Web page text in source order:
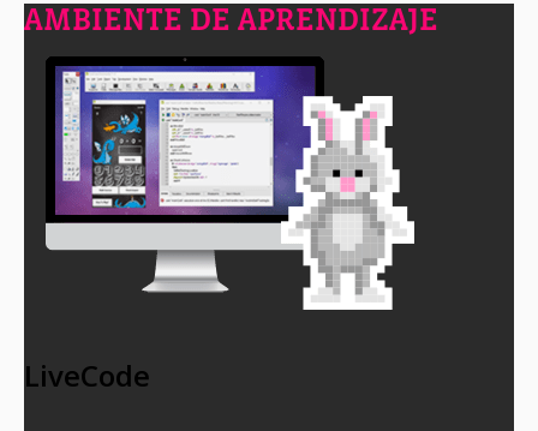
AMBIENTE DE APRENDIZAJE
LiveCode